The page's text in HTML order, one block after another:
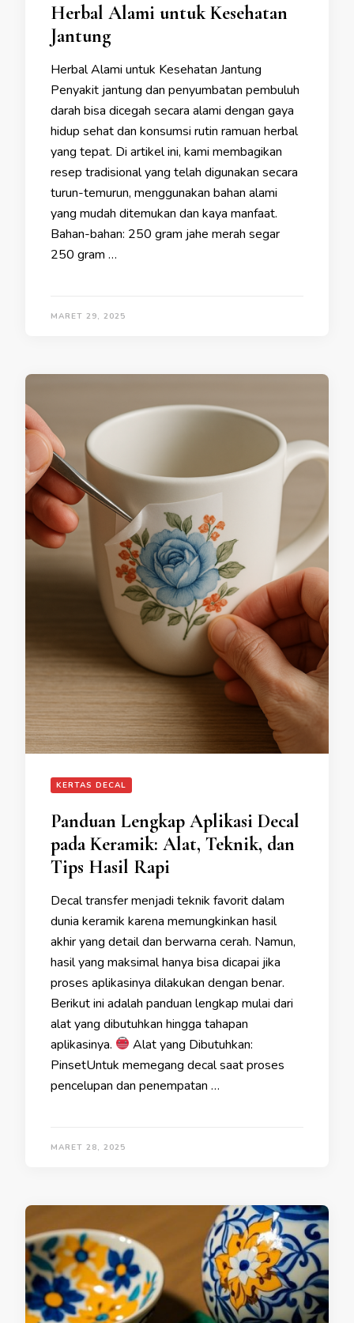
Herbal Alami untuk Kesehatan
Jantung
Herbal Alami untuk Kesehatan Jantung
Penyakit jantung dan penyumbatan pembuluh
darah bisa dicegah secara alami dengan gaya
hidup sehat dan konsumsi rutin ramuan herbal
yang tepat. Di artikel ini, kami membagikan
resep tradisional yang telah digunakan secara
turun-temurun, menggunakan bahan alami
yang mudah ditemukan dan kaya manfaat.
Bahan-bahan: 250 gram jahe merah segar
250 gram …
MARET 29, 2025
KERTAS DECAL
Panduan Lengkap Aplikasi Decal
pada Keramik: Alat, Teknik, dan
Tips Hasil Rapi
Decal transfer menjadi teknik favorit dalam
dunia keramik karena memungkinkan hasil
akhir yang detail dan berwarna cerah. Namun,
hasil yang maksimal hanya bisa dicapai jika
proses aplikasinya dilakukan dengan benar.
Berikut ini adalah panduan lengkap mulai dari
alat yang dibutuhkan hingga tahapan
aplikasinya.
Alat yang Dibutuhkan:
PinsetUntuk memegang decal saat proses
pencelupan dan penempatan …
MARET 28, 2025